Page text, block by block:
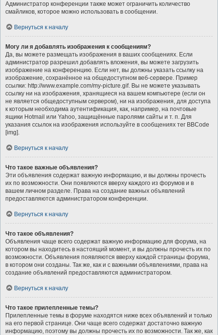
Администратор конференции также может ограничить количество
смайликов, которое можно использовать в сообщении.
Вернуться к началу
Могу ли я добавлять изображения к сообщениям?
Да, вы можете размещать изображения в ваших сообщениях. Если
администратор разрешил добавлять вложения, вы можете загрузить
изображение на конференцию. Если нет, вы должны указать ссылку на
изображение, сохранённое на общедоступном веб-сервере. Пример
ссылки: http://www.example.com/my-picture.gif. Вы не можете указывать
ссылку ни на изображения, хранящиеся на вашем компьютере (если он
не является общедоступным сервером), ни на изображения, для доступа
к которым необходима аутентификация, как, например, на почтовые
ящики Hotmail или Yahoo, защищённые паролями сайты и т. п. Для
указания ссылок на изображения используйте в сообщениях тег BBCode
[img].
Вернуться к началу
Что такое важные объявления?
Эти объявления содержат важную информацию, и вы должны прочесть
их по возможности. Они появляются вверху каждого из форумов и в
вашем личном разделе. Права на создание важных объявлений
предоставляются администратором конференции.
Вернуться к началу
Что такое объявления?
Объявления чаще всего содержат важную информацию для форума, на
котором вы находитесь в настоящий момент, и вы должны прочесть их по
возможности. Объявления появляются вверху каждой страницы форума,
в котором они созданы. Так же, как и с важными объявлениями, права на
создание объявлений предоставляются администратором.
Вернуться к началу
Что такое прилепленные темы?
Прилепленные темы в форуме находятся ниже всех объявлений и только
на его первой странице. Они чаще всего содержат достаточно важную
информацию, поэтому вы должны прочесть их по возможности. Так же, как